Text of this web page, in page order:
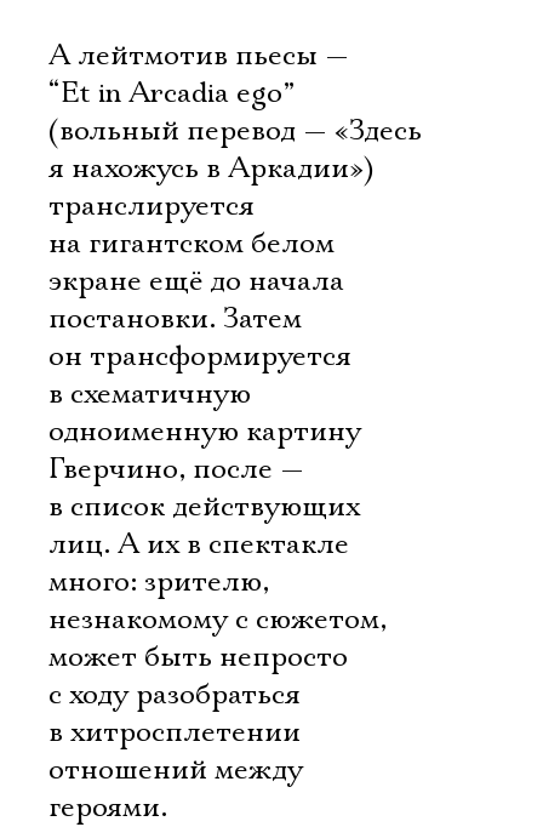
А лейтмотив пьесы —
“Et in Arcadia ego”
(вольный перевод — «Здесь
я нахожусь в Аркадии»)
транслируется
на гигантском белом
экране ещё до начала
постановки. Затем
он трансформируется
в схематичную
одноименную картину
Гверчино, после —
в список действующих
лиц. А их в спектакле
много: зрителю,
незнакомому с сюжетом,
может быть непросто
с ходу разобраться
в хитросплетении
отношений между
героями.